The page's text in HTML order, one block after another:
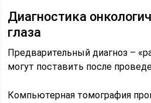
Диагностика
глаза
Предварительный диагноз –
могут поставить после
Компьютерная томография